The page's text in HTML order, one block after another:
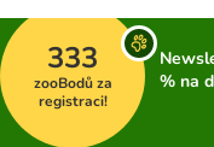
333
zooBodů za
registraci!
% na